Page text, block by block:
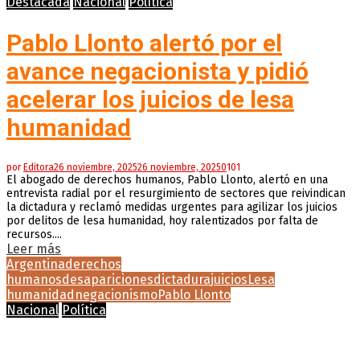
Pablo Llonto alertó por el
avance negacionista y pidió
acelerar los juicios de lesa
humanidad
por Editora26 noviembre, 202526 noviembre, 20250101
El abogado de derechos humanos, Pablo Llonto, alertó en una
entrevista radial por el resurgimiento de sectores que reivindican
la dictadura y reclamó medidas urgentes para agilizar los juicios
por delitos de lesa humanidad, hoy ralentizados por falta de
recursos....
Leer más
Argentinaderechos
humanosdesaparicionesdictadurajuicios Lesa
humanidad negacionismoPablo Llonto
Nacional Política